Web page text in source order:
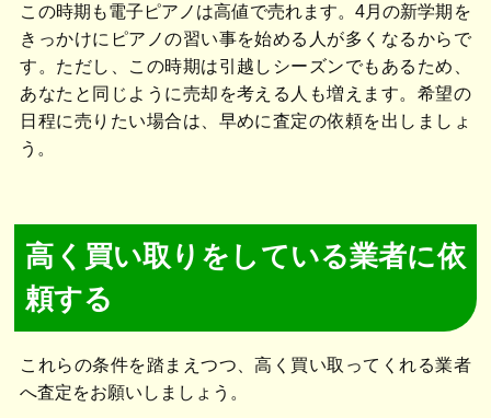
この時期も電子ピアノは高値で売れます。4月の新学期を
きっかけにピアノの習い事を始める人が多くなるからで
す。ただし、この時期は引越しシーズンでもあるため、
あなたと同じように売却を考える人も増えます。希望の
日程に売りたい場合は、早めに査定の依頼を出しましょ
う。
高く買い取りをしている業者に依
頼する
これらの条件を踏まえつつ、高く買い取ってくれる業者
へ査定をお願いしましょう。